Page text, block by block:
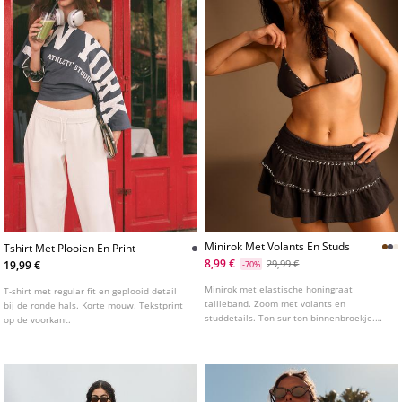
Tshirt Met Plooien En Print
19,99 €
T-shirt met regular fit en geplooid detail
bij de ronde hals. Korte mouw. Tekstprint
op de voorkant.
Minirok Met Volants En Studs
8,99 €
-70% 29,99 €
Minirok met elastische honingraat
tailleband. Zoom met volants en
studdetails. Ton-sur-ton binnenbroekje.